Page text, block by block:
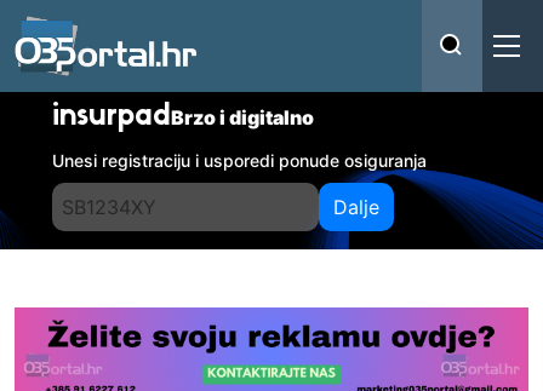
insurpadBrzo i digitalno
Unesi registraciju i usporedi ponude osiguranja
Dalje